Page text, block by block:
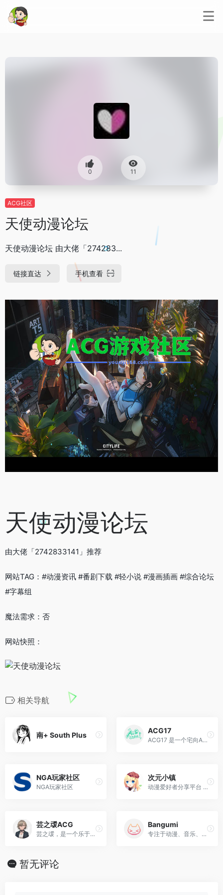
0 11
ACG社区
天使动漫论坛
天使动漫论坛 由大佬「274283...
链接直达 手机查看
天使动漫论坛
由大佬「2742833141」推荐
网站TAG：#动漫资讯 #番剧下载 #轻小说 #漫画插画 #综合论坛
#字幕组
魔法需求：否
网站快照：
相关导航
南+ South Plus
ACG17
ACG17 是一个宅向ACG动漫资源信息分享站点，专注分享ACG趣闻资讯和高清动漫游戏音乐资源，在这里你能找到很多欢乐。
NGA玩家社区
NGA玩家社区
次元小镇
动漫爱好者分享平台 ヽ(✿ﾟ▽ﾟ)ノ
芸之叆ACG
芸之叆，是一个乐于免费分享的资讯站点，站内没有任何充值积分和购买会员渠道，也没有强制要求购买会员下载的提示，我们秉承着免费到底的原则运营站点，绝不会出现乱收费的现象，...
Bangumi
专注于动漫、音乐、游戏领域，帮助你分享、发现与结识同好的ACG网络
暂无评论